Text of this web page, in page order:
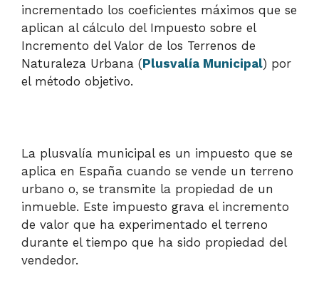
incrementado los coeficientes máximos que se
aplican al cálculo del Impuesto sobre el
Incremento del Valor de los Terrenos de
Naturaleza Urbana (Plusvalía Municipal) por
el método objetivo.
La plusvalía municipal es un impuesto que se
aplica en España cuando se vende un terreno
urbano o, se transmite la propiedad de un
inmueble. Este impuesto grava el incremento
de valor que ha experimentado el terreno
durante el tiempo que ha sido propiedad del
vendedor.